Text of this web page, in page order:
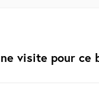
visite pour ce